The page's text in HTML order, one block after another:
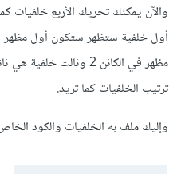
والآن يمكنك تحريك الأربع خلفيات
ترتيب الخلفيات كما تريد.
وإليك ملف به الخلفيات والكود